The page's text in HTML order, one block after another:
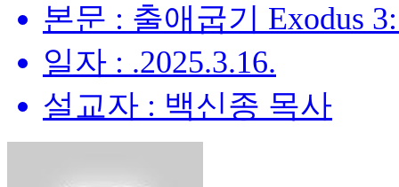
본문 : 출애굽기 Exodus
일자 : .2025.3.16.
설교자 : 백신종 목사